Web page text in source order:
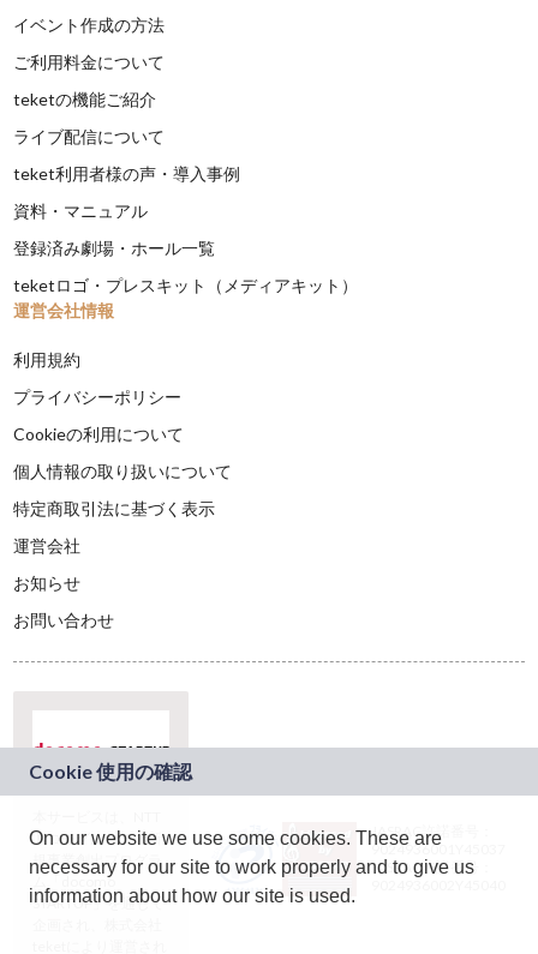
イベント作成の方法
ご利用料金について
teketの機能ご紹介
ライブ配信について
teket利用者様の声・導入事例
資料・マニュアル
登録済み劇場・ホール一覧
teketロゴ・プレスキット（メディアキット）
運営会社情報
利用規約
プライバシーポリシー
Cookieの利用について
個人情報の取り扱いについて
特定商取引法に基づく表示
運営会社
お知らせ
お問い合わせ
ドコモグループの新
規事業創出プログラ
ム「docomo
STARTUP」を通じて
JASRAC許諾番号：
9024936001Y45037
JASRAC許諾番号：
On our website we use some cookies. These are
necessary for our site to work properly and to give us
information about how our site is used.